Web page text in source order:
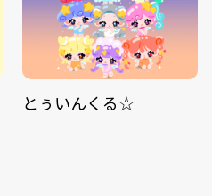
とぅいんくる☆